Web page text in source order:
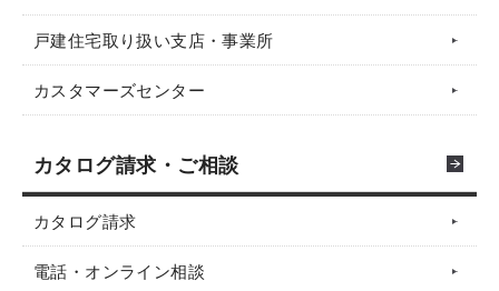
戸建住宅取り扱い支店・事業所
カスタマーズセンター
カタログ請求・ご相談
カタログ請求
電話・オンライン相談